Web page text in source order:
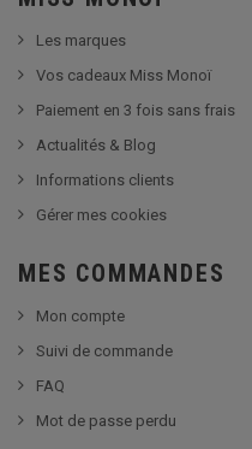
Les marques
Vos cadeaux Miss Monoï
Paiement en 3 fois sans frais
Actualités & Blog
Informations clients
Gérer mes cookies
MES COMMANDES
Mon compte
Suivi de commande
FAQ
Mot de passe perdu